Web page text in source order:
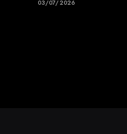
03/07/2026